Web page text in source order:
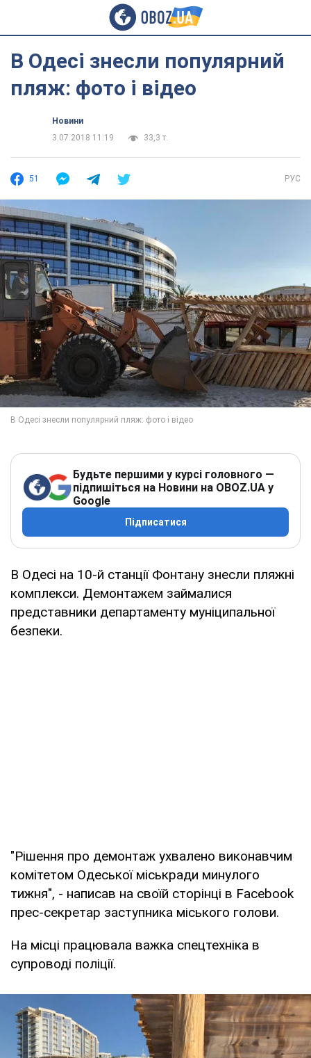
В Одесі знесли популярний
пляж: фото і відео
Новини
3.07.2018 11:19
33,3 т.
51 РУС
Будьте першими у курсі головного —
підпишіться на Новини на OBOZ.UA у
Google
Підписатися
В Одесі на 10-й станції Фонтану знесли пляжні
комплекси. Демонтажем займалися
представники департаменту муніципальної
безпеки.
"Рішення про демонтаж ухвалено виконавчим
комітетом Одеської міськради минулого
тижня", - написав на своїй сторінці в Facebook
прес-секретар заступника міського голови.
На місці працювала важка спецтехніка в
супроводі поліції.